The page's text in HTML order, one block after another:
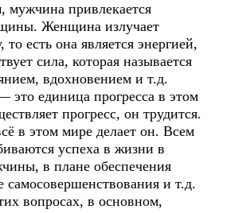
привлекается
Женщина излучает
есть она является энергией,
сила, которая называется
вдохновением и т.д.
единица прогресса в этом
прогресс, он трудится.
в этом мире делает он. Всем
успеха в жизни в
в плане обеспечения
самосовершенствования и т.д.
вопросах, в основном,